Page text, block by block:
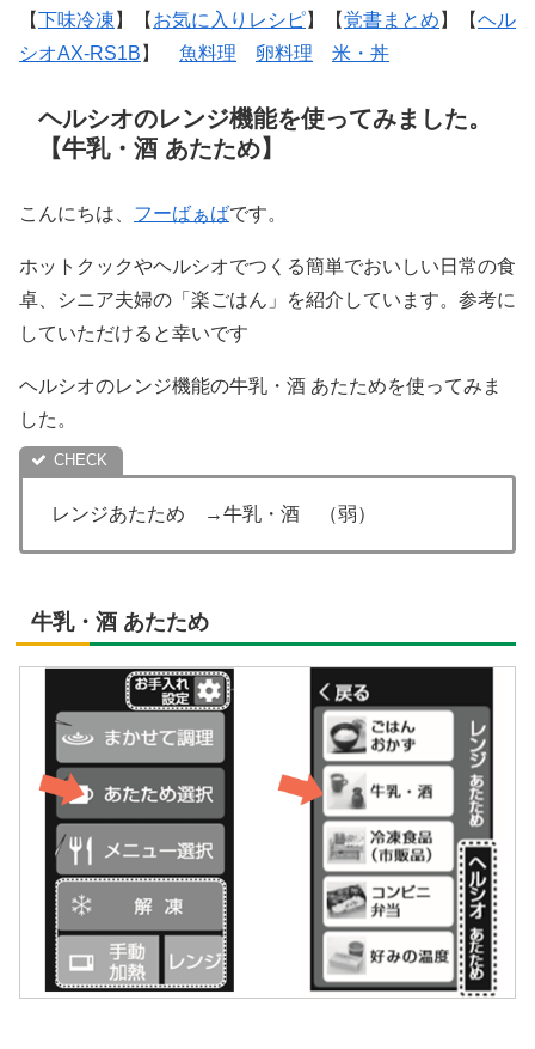
【下味冷凍 】【 お気に入りレシピ】【覚書まとめ 】【ヘル
シオAX-RS1B 】 魚料理 卵料理 米・丼
ヘルシオのレンジ機能を使ってみました。
【牛乳・酒 あたため】
こんにちは、 フーばぁばです。
ホットクックやヘルシオでつくる簡単でおいしい日常の食
卓、シニア夫婦の「楽ごはん」を紹介しています。参考に
していただけると幸いです
ヘルシオのレンジ機能の牛乳・酒 あたためを使ってみま
した。
レンジあたため →牛乳・酒 （弱）
牛乳・酒 あたため